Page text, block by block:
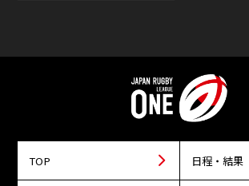
TOP 日程・結果